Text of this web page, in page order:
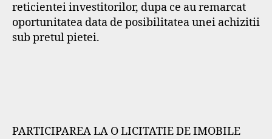
reticientei investitorilor, dupa ce au remarcat
oportunitatea data de posibilitatea unei achizitii
sub pretul pietei.
PARTICIPAREA LA O LICITATIE DE IMOBILE